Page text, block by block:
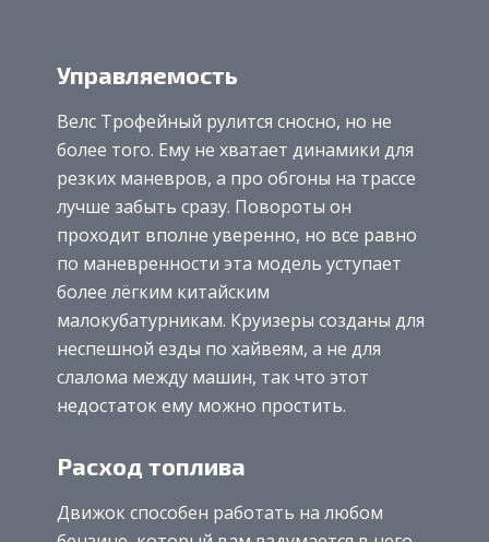
Управляемость
Велс Трофейный рулится сносно, но не
более того. Ему не хватает динамики для
резких маневров, а про обгоны на трассе
лучше забыть сразу. Повороты он
проходит вполне уверенно, но все равно
по маневренности эта модель уступает
более лёгким китайским
малокубатурникам. Круизеры созданы для
неспешной езды по хайвеям, а не для
слалома между машин, так что этот
недостаток ему можно простить.
Расход топлива
Движок способен работать на любом